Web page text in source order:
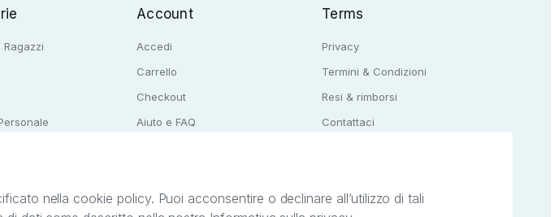
Ragazzi
Account
Accedi
Carrello
Checkout
Aiuto e FAQ
Terms
Privacy
Termini & Condizioni
Resi & rimborsi
Contattaci
nella cookie policy. Puoi acconsentire o declinare all’utilizzo di tali